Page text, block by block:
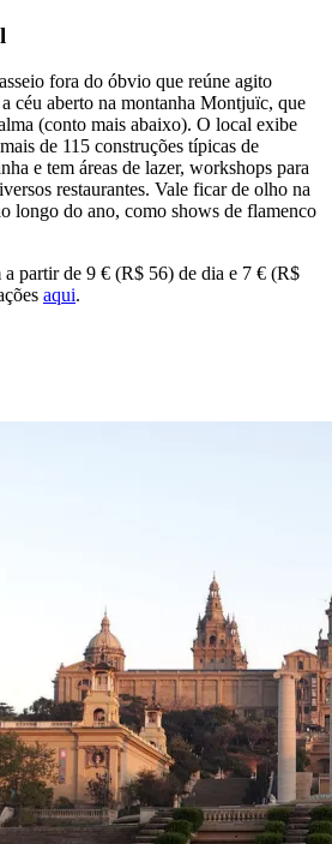
fora do óbvio que reúne agito
céu aberto na montanha Montjuïc, que
(conto mais abaixo). O local exibe
de 115 construções típicas de
e tem áreas de lazer, workshops para
restaurantes. Vale ficar de olho na
longo do ano, como shows de flamenco
partir de 9 € (R$ 56) de dia e 7 € (R$
aqui.